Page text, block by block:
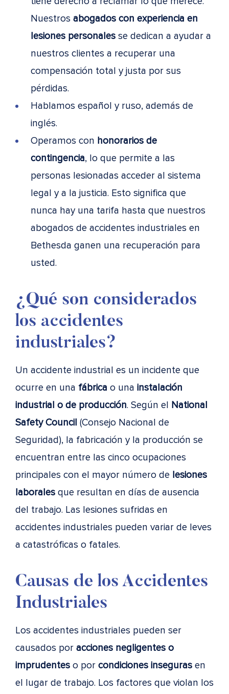
Nuestros abogados con experiencia en
lesiones personales se dedican a ayudar a
nuestros clientes a recuperar una
compensación total y justa por sus
pérdidas.
Hablamos español y ruso, además de
inglés.
Operamos con honorarios de
contingencia, lo que permite a las
personas lesionadas acceder al sistema
legal y a la justicia. Esto significa que
nunca hay una tarifa hasta que nuestros
abogados de accidentes industriales en
Bethesda ganen una recuperación para
usted.
¿Qué son considerados
los accidentes
industriales?
Un accidente industrial es un incidente que
ocurre en una fábrica o una instalación
industrial o de producción. Según el National
Safety Council (Consejo Nacional de
Seguridad), la fabricación y la producción se
encuentran entre las cinco ocupaciones
principales con el mayor número de lesiones
laborales que resultan en días de ausencia
del trabajo. Las lesiones sufridas en
accidentes industriales pueden variar de leves
a catastróficas o fatales.
Causas de los Accidentes
Industriales
Los accidentes industriales pueden ser
causados por acciones negligentes o
imprudentes o por condiciones inseguras en
el lugar de trabajo. Los factores que violan los